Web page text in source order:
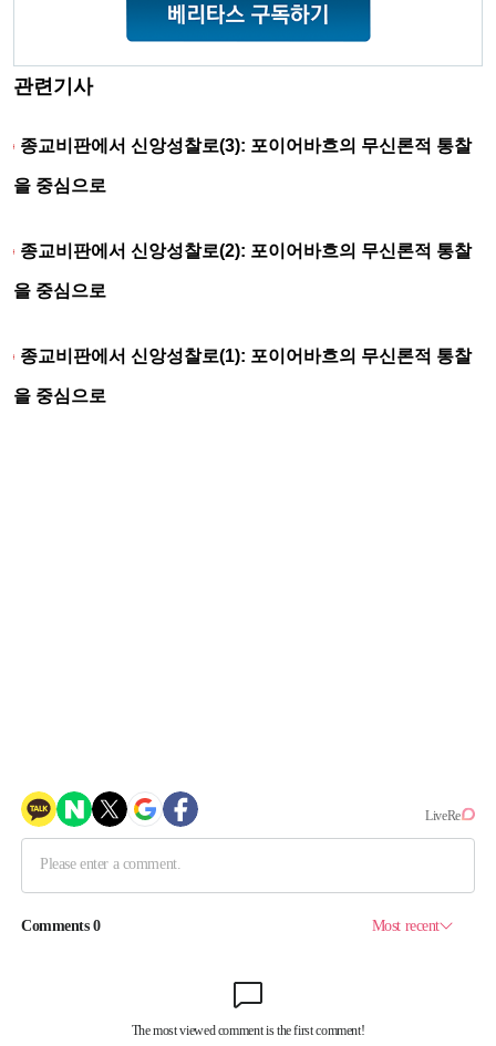
관련기사
종교비판에서 신앙성찰로(3): 포이어바흐의 무신론적 통찰
을 중심으로
종교비판에서 신앙성찰로(2): 포이어바흐의 무신론적 통찰
을 중심으로
종교비판에서 신앙성찰로(1): 포이어바흐의 무신론적 통찰
을 중심으로